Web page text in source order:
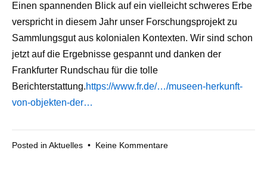
Einen spannenden Blick auf ein vielleicht schweres Erbe
verspricht in diesem Jahr unser Forschungsprojekt zu
Sammlungsgut aus kolonialen Kontexten. Wir sind schon
jetzt auf die Ergebnisse gespannt und danken der
Frankfurter Rundschau für die tolle
Berichterstattung.https://www.fr.de/…/museen-herkunft-
von-objekten-der…
Posted in Aktuelles • Keine Kommentarezu